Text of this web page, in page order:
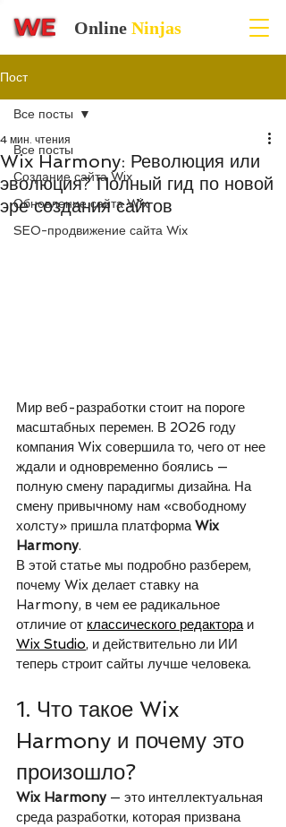
Online Ninjas
Пост
Все посты
Создание сайта Wix
Обновление сайта Wix
SEO-продвижение сайта Wix
Все посты
Wix Harmony: Революция или
эволюция? Полный гид по новой
эре создания сайтов
4 мин. чтения
Мир веб-разработки стоит на пороге
масштабных перемен. В 2026 году
компания Wix совершила то, чего от нее
ждали и одновременно боялись —
полную смену парадигмы дизайна. На
смену привычному нам «свободному
холсту» пришла платформа Wix
Harmony.
В этой статье мы подробно разберем,
почему Wix делает ставку на
Harmony, в чем ее радикальное
отличие от классического редактора и
Wix Studio, и действительно ли ИИ
теперь строит сайты лучше человека.
1. Что такое Wix
Harmony и почему это
произошло?
Wix Harmony — это интеллектуальная
среда разработки, которая призвана